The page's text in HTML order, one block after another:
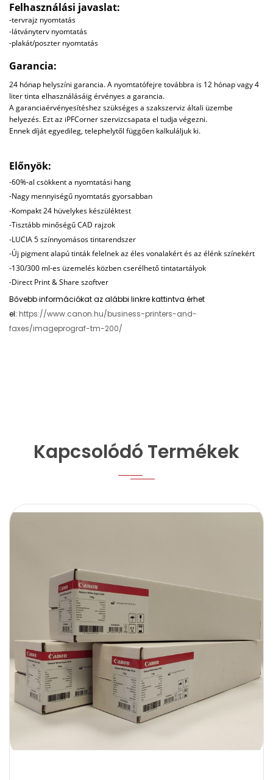
Felhasználási javaslat:
-tervrajz nyomtatás
-látványterv nyomtatás
-plakát/poszter nyomtatás
Garancia:
24 hónap helyszíni garancia. A nyomtatófejre továbbra is 12 hónap vagy 4
liter tinta elhasználásáig érvényes a garancia.
A garanciaérvényesítéshez szükséges a szakszerviz általi üzembe
helyezés. Ezt az iPFCorner szervizcsapata el tudja végezni.
Ennek díját egyedileg, telephelytől függően kalkuláljuk ki.
Előnyök:
-60%-al csökkent a nyomtatási hang
-Nagy mennyiségű nyomtatás gyorsabban
-Kompakt 24 hüvelykes készüléktest
-Tisztább minőségű CAD rajzok
-LUCIA 5 színnyomásos tintarendszer
-Új pigment alapú tinták felelnek az éles vonalakért és az élénk színekért
-130/300 ml-es üzemelés közben cserélhető tintatartályok
-Direct Print & Share szoftver
Bővebb információkat az alábbi linkre kattintva érhet
el: https://www.canon.hu/business-printers-and-
faxes/imageprograf-tm-200/
Kapcsolódó Termékek